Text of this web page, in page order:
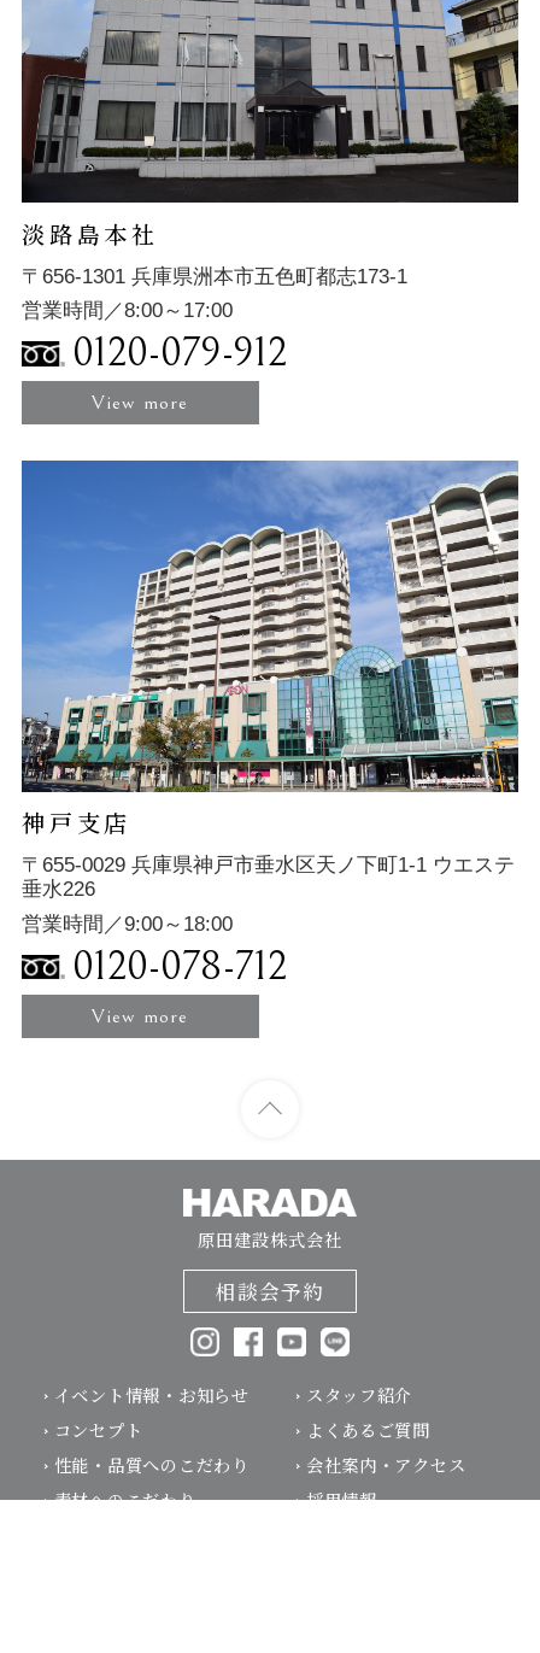
淡路島本社
〒656-1301 兵庫県洲本市五色町都志173-1
営業時間／8:00～17:00
0120-079-912
View more
神戸支店
〒655-0029 兵庫県神戸市垂水区天ノ下町1-1 ウエステ
垂水226
営業時間／9:00～18:00
0120-078-712
View more
原田建設株式会社
相談会予約
イベント情報・お知らせ
コンセプト
性能・品質へのこだわり
素材へのこだわり
スタッフ紹介
よくあるご質問
会社案内・アクセス
採用情報
相談会予約 お電話はこちらから